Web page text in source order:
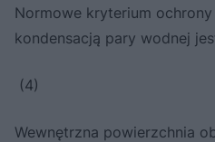
Normowe kryterium
kondensacją pary wodnej
(4)
Wewnętrzna powierzchnia